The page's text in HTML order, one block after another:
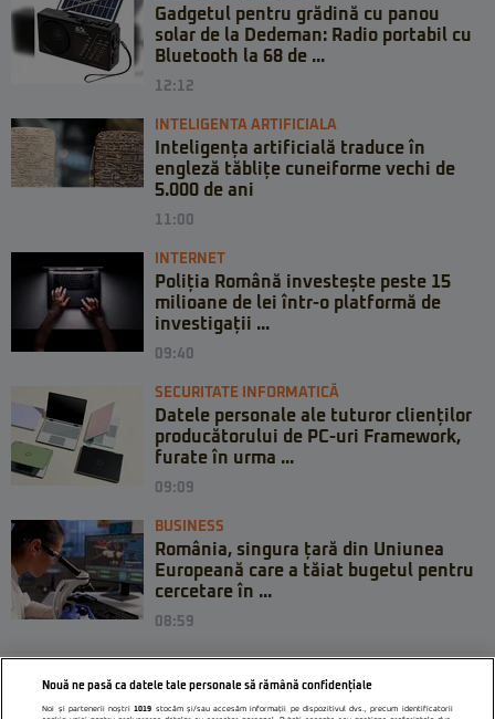
Gadgetul pentru grădină cu panou
solar de la Dedeman: Radio portabil cu
Bluetooth la 68 de ...
12:12
INTELIGENTA ARTIFICIALA
Inteligența artificială traduce în
engleză tăblițe cuneiforme vechi de
5.000 de ani
11:00
INTERNET
Poliția Română investește peste 15
milioane de lei într-o platformă de
investigații ...
09:40
SECURITATE INFORMATICĂ
Datele personale ale tuturor clienților
producătorului de PC-uri Framework,
furate în urma ...
09:09
BUSINESS
România, singura țară din Uniunea
Europeană care a tăiat bugetul pentru
cercetare în ...
08:59
Nouă ne pasă ca datele tale personale să rămână confidențiale
Noi și partenerii noștri1019 stocăm și/sau accesăm informații pe dispozitivul dvs., precum identificatorii